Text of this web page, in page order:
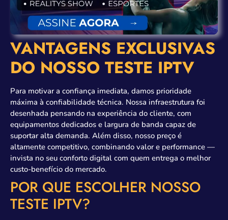
VANTAGENS EXCLUSIVAS
DO NOSSO TESTE IPTV
Para motivar a confiança imediata, damos prioridade
máxima à confiabilidade técnica. Nossa infraestrutura foi
desenhada pensando na experiência do cliente, com
equipamentos dedicados e largura de banda capaz de
suportar alta demanda. Além disso, nosso preço é
altamente competitivo, combinando valor e performance —
invista no seu conforto digital com quem entrega o melhor
custo-benefício do mercado.
POR QUE ESCOLHER NOSSO
TESTE IPTV?